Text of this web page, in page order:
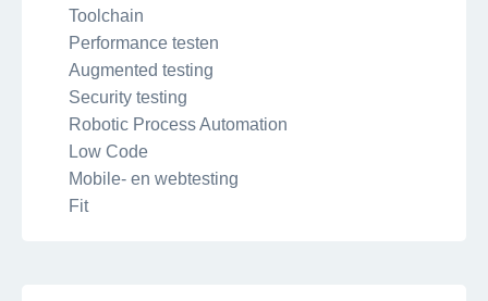
Toolchain
Performance testen
Augmented testing
Security testing
Robotic Process Automation
Low Code
Mobile- en webtesting
Fit